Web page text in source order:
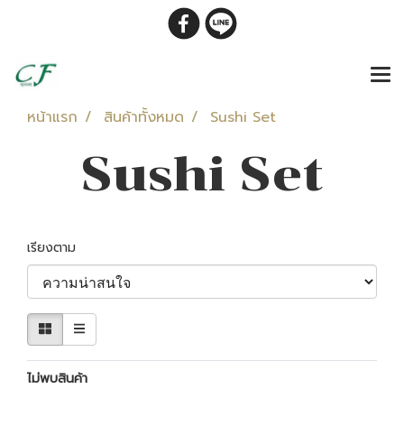
หน้าแรก สินค้าทั้งหมด Sushi Set
Sushi Set
เรียงตาม
ไม่พบสินค้า